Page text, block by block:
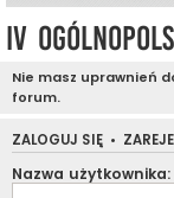
IV
Nie masz uprawnień
forum.
ZALOGUJ SIĘ •
Nazwa użytkownika: